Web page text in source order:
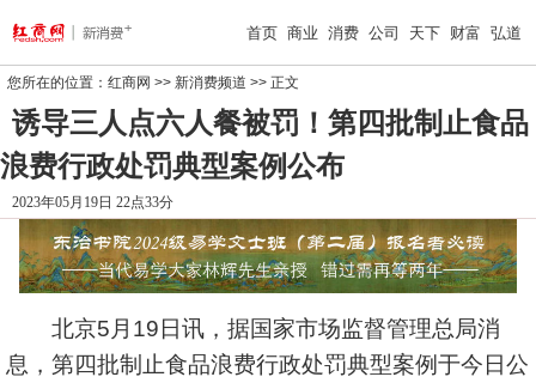
首页 商业 消费 公司 天下 财富 弘道
您所在的位置： 红商网 >> 新消费频道 >> 正文
诱导三人点六人餐被罚！第四批制止食品
浪费行政处罚典型案例公布
2023年05月19日 22点33分
北京5月19日讯，据国家市场监督管理总局消
息，第四批制止食品浪费行政处罚典型案例于今日公